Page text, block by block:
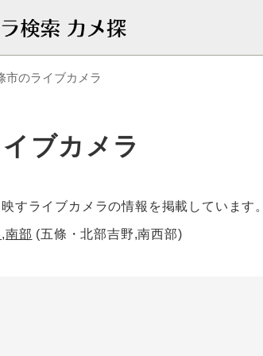
市のライブカメラ
ブカメラ
すライブカメラの情報を掲載しています。
南部 (五條・北部吉野,南西部)